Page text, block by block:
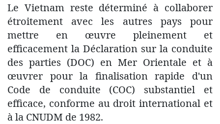
Le Vietnam reste déterminé à collaborer
étroitement avec les autres pays pour
mettre en œuvre pleinement et
efficacement la Déclaration sur la conduite
des parties (DOC) en Mer Orientale et à
œuvrer pour la finalisation rapide d'un
Code de conduite (COC) substantiel et
efficace, conforme au droit international et
à la CNUDM de 1982.